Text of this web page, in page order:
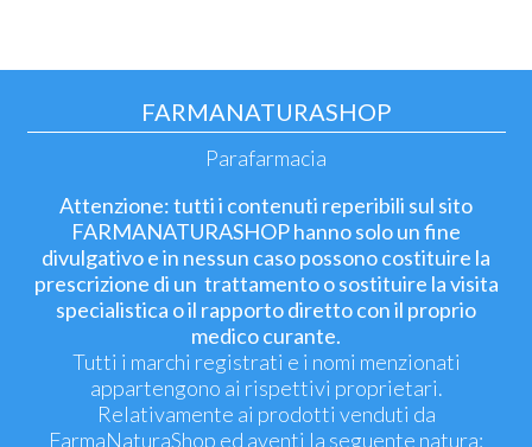
FARMANATURASHOP
Parafarmacia
Attenzione: tutti i contenuti reperibili sul sito
FARMANATURASHOP hanno solo un fine
divulgativo e in nessun caso possono costituire la
prescrizione di un trattamento o sostituire la visita
specialistica o il rapporto diretto con il proprio
medico curante.
Tutti i marchi registrati e i nomi menzionati
appartengono ai rispettivi proprietari.
Relativamente ai prodotti venduti da
FarmaNaturaShop ed aventi la seguente natura: